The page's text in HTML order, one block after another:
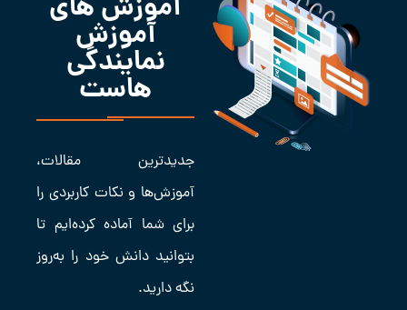
آموزش های
آموزش
نمایندگی
هاست
جدیدترین مقالات،
آموزش‌ها و نکات کاربردی را
برای شما آماده کرده‌ایم تا
بتوانید دانش خود را به‌روز
نگه دارید.